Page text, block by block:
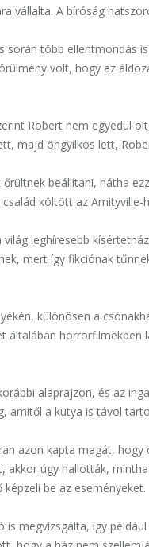
vállalta. A bíróság
több ellentmondás
volt, hogy az
Robert nem egyedül
majd öngyilkos lett,
beállítani, hátha
költött az Amityville-
leghíresebb
mert így fikciónak
különösen a
általában horrorfilmekben
alaprajzon, és az
amitől a kutya is távol
azon kapta magát,
úgy hallották,
be az eseményeket.
megvizsgálta, így például